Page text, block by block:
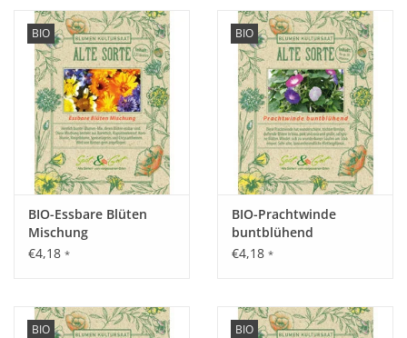
Verwendung:
Ein Blickfang mit naturnahen Sommerblumen zur Aussaat
auch zwischen Gehölzen oder als Anlage zum Verwildern für
Beete und Vorgärten bestens geeignet.
Tipp:
Im Spätsommer abmähen, die mehrjährigen Arten wachsen
und blühen in den Folgejahren.
1,25 g
BIO
BIO-Essbare Blüten
Mischung
€4,18 *
BIO
BIO-Prachtwinde
buntblühend
€4,18 *
BIO BIO